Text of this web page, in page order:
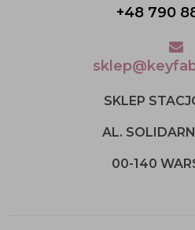
+48 790
SKLEP
AL.
00-140